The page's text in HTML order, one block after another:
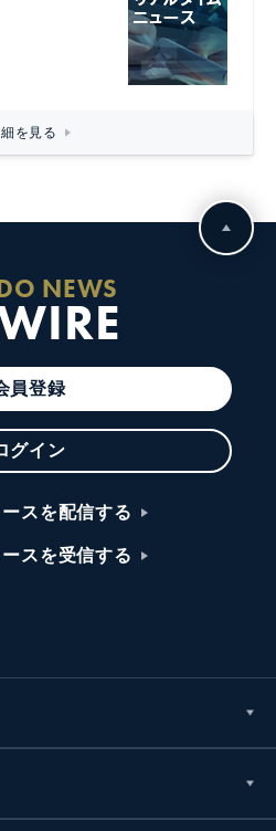
を見る
NEWS
員登録
グイン
スを配信する
スを受信する